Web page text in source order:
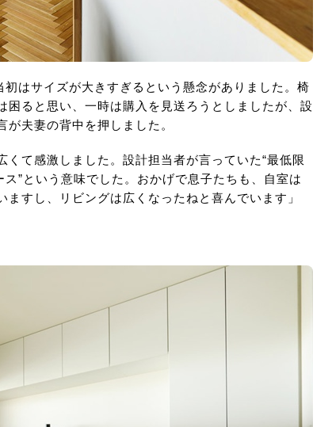
はサイズが大きすぎるという懸念がありました。椅
ると思い、一時は購入を見送ろうとしましたが、設
夫妻の背中を押しました。
くて感激しました。設計担当者が言っていた“最低限
”という意味でした。おかげで息子たちも、自室は
すし、リビングは広くなったねと喜んでいます」